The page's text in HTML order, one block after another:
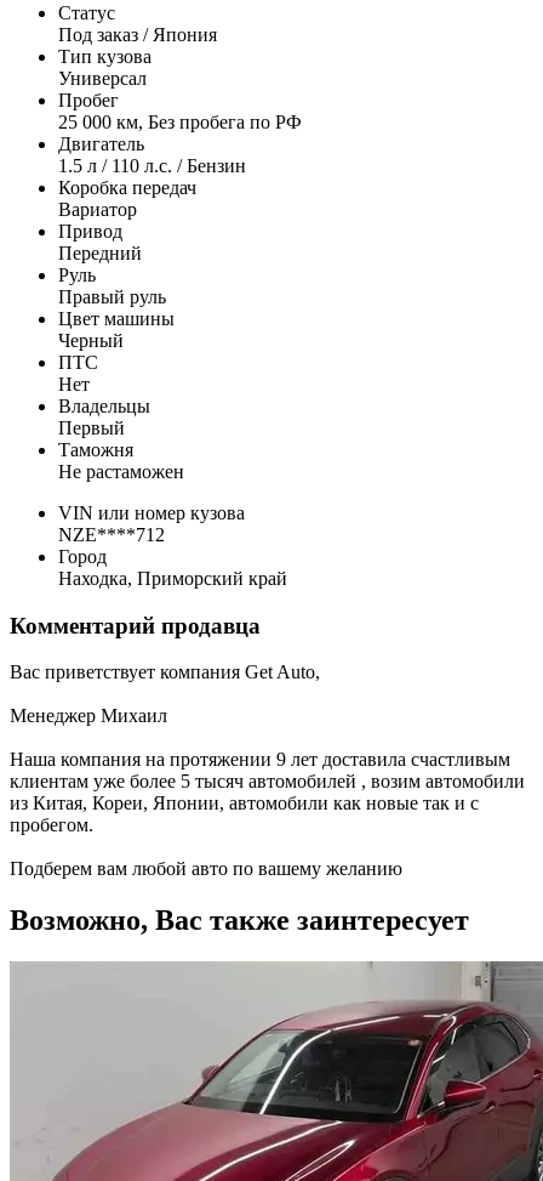
Статус
Под заказ / Япония
Тип кузова
Универсал
Пробег
25 000 км, Без пробега по РФ
Двигатель
1.5 л / 110 л.с. / Бензин
Коробка передач
Вариатор
Привод
Передний
Руль
Правый руль
Цвет машины
Черный
ПТС
Нет
Владельцы
Первый
Таможня
Не растаможен
VIN или номер кузова
NZE****712
Город
Находка, Приморский край
Комментарий продавца
Вас приветствует компания Get Auto,
Менеджер Михаил
Наша компания на протяжении 9 лет доставила счастливым
клиентам уже более 5 тысяч автомобилей , возим автомобили
из Китая, Кореи, Японии, автомобили как новые так и с
пробегом.
Подберем вам любой авто по вашему желанию
Возможно, Вас также заинтересует